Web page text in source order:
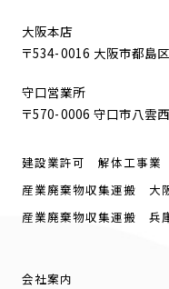
大阪本店
〒534-0016 大阪市都島
守口営業所
〒570-0006 守口市八雲
建設業許可 解体工事業
産業廃棄物収集運搬 大
産業廃棄物収集運搬 兵
会社案内